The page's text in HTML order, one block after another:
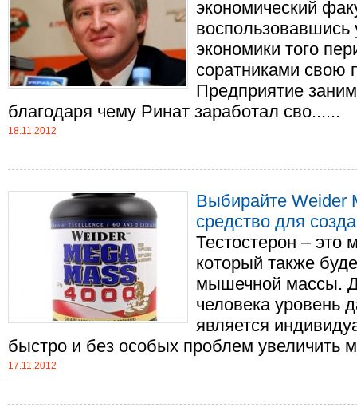
экономический
экономики того
соратниками
Предприятие
благодаря чему Ринат заработал сво......
18.11.2012
Выбирайте Weider
средство для
Тестостерон – это
который также
мышечной массы.
человека уровень
является
быстро и без особых проблем увеличить
17.11.2012